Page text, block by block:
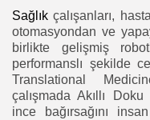
Sağlık çalışanları,
otomasyondan ve
birlikte gelişmiş
performanslı şekilde
Translational
çalışmada Akıllı
ince bağırsağını